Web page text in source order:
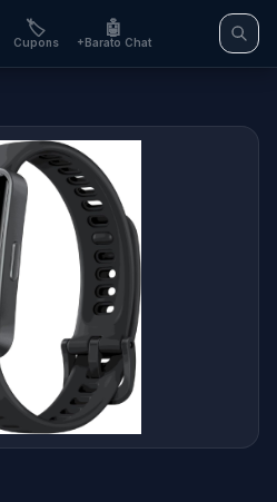
🏷️
Cupons
🤖
+Barato Chat